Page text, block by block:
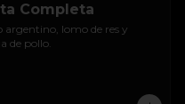
Completa
argentino, lomo de res y
de pollo.